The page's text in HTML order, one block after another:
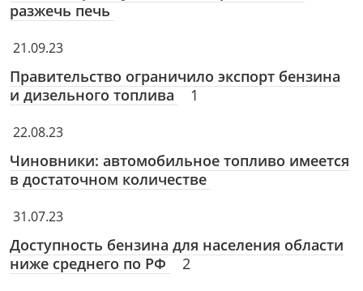
разжечь печь
21.09.23
Правительство ограничило экспорт бензина
и дизельного топлива
1
22.08.23
Чиновники: автомобильное топливо имеется
в достаточном количестве
31.07.23
Доступность бензина для населения области
ниже среднего по РФ
2